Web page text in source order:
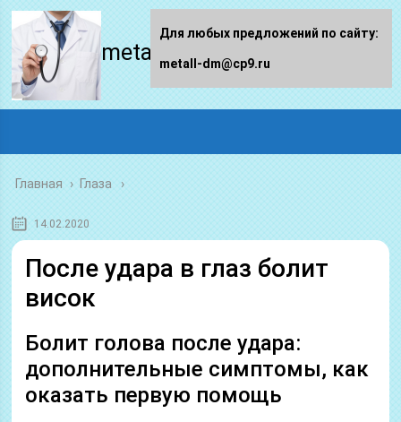
metall-dm.ru
Главная › Глаза
14.02.2020
После удара в глаз болит
висок
Болит голова после удара:
дополнительные симптомы, как
оказать первую помощь
Для любых предложений по сайту:
metall-dm@cp9.ru